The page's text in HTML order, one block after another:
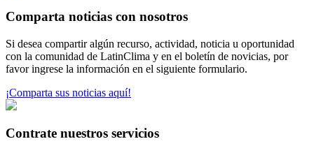
Comparta noticias con nosotros
Si desea compartir algún recurso, actividad, noticia u oportunidad
con la comunidad de LatinClima y en el boletín de novicias, por
favor ingrese la información en el siguiente formulario.
¡Comparta sus noticias aquí!
Contrate nuestros servicios